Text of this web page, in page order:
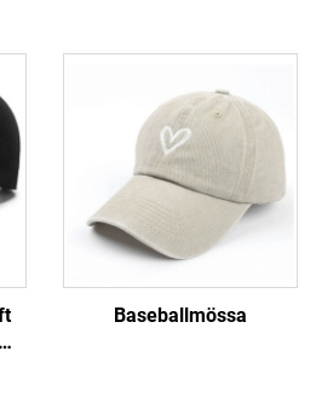
Baseballmössa